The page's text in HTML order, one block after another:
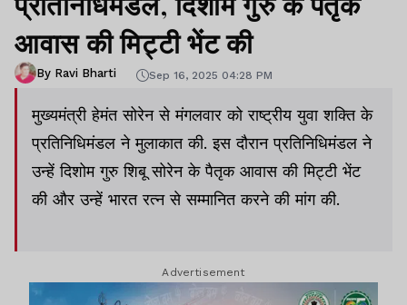
आवास की मिट्टी भेंट की
By Ravi Bharti Sep 16, 2025 04:28 PM
मुख्यमंत्री हेमंत सोरेन से मंगलवार को राष्ट्रीय युवा शक्ति के
प्रतिनिधिमंडल ने मुलाकात की. इस दौरान प्रतिनिधिमंडल ने
उन्हें दिशोम गुरु शिबू सोरेन के पैतृक आवास की मिट्टी भेंट
की और उन्हें भारत रत्न से सम्मानित करने की मांग की.
Advertisement